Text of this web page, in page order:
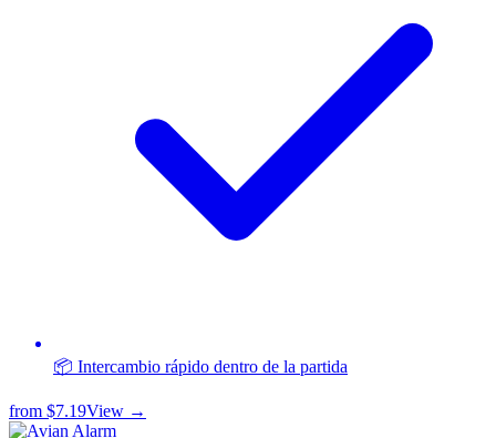
📦 Intercambio rápido dentro de la partida
from $7.19View →